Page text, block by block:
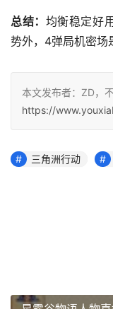
总结： 均衡稳定好
势外，4弹局机密场
本文发布者：ZD，
https://
三角洲行动